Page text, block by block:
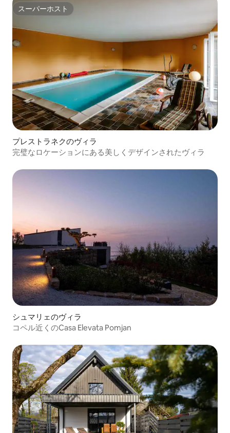
スーパーホスト
スーパーホスト
プレストラネクのヴィラ
完璧なロケーションにある美しくデザインされたヴィラ
シュマリェのヴィラ
コペル近くのCasa Elevata Pomjan